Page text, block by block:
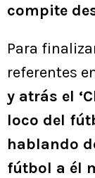
compite
Para
referentes
y atrás el
loco del
hablando
fútbol a él